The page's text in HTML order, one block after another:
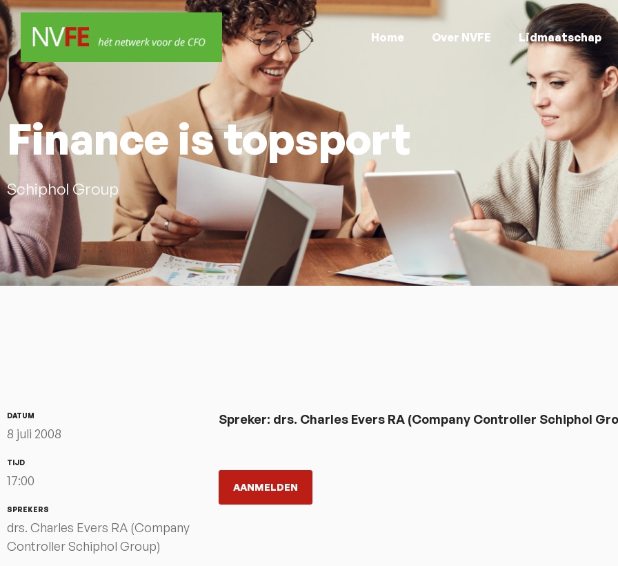
Home Over NVFE Lidmaatschap
Finance is topsport
Schiphol Group
DATUM
8 juli 2008
TIJD
17:00
SPREKERS
drs. Charles Evers RA (Company
Controller Schiphol Group)
Spreker: drs. Charles Evers RA (Company Controller Schiphol
AANMELDEN